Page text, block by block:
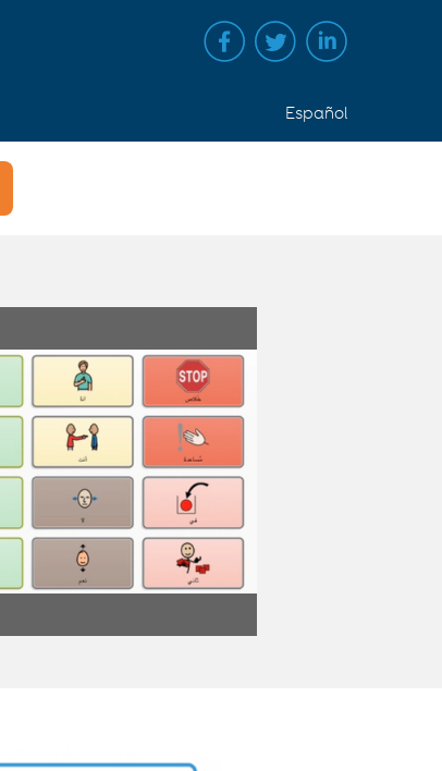
Español